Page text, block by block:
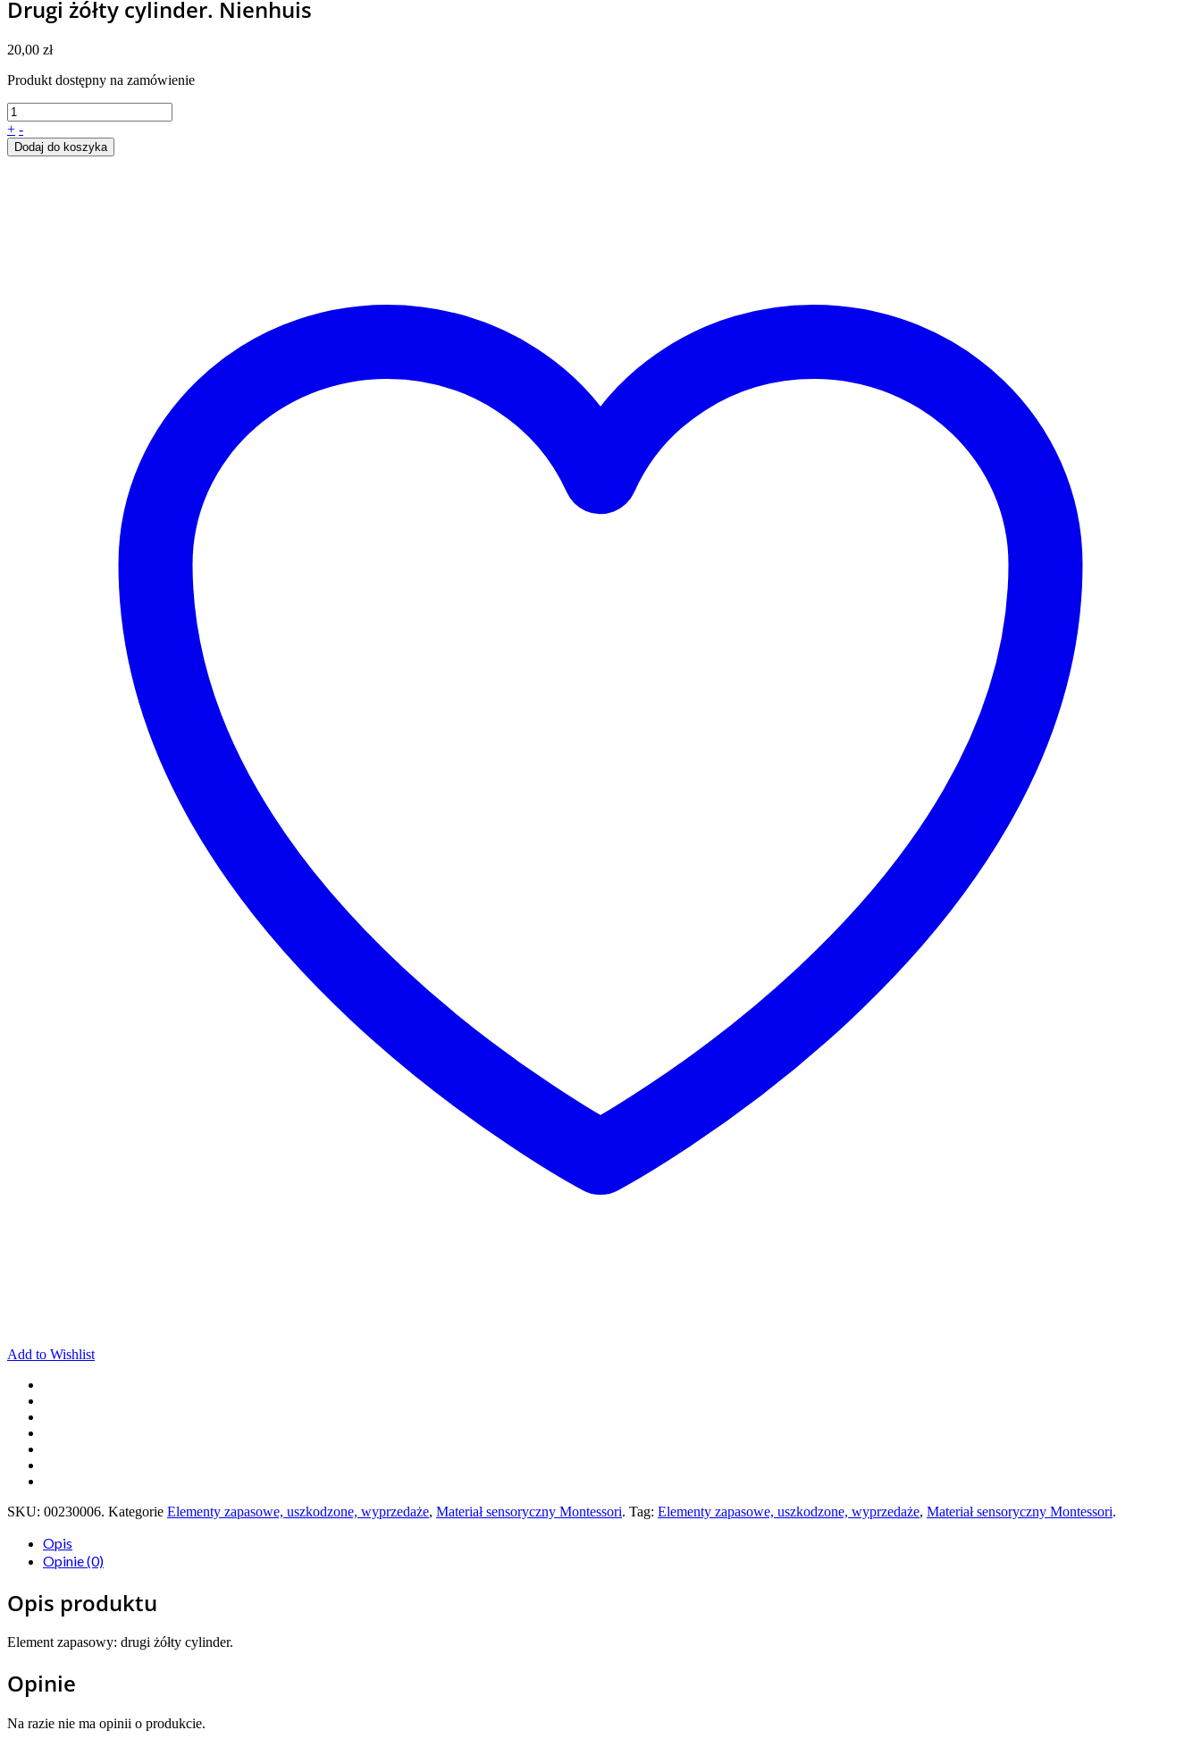
Drugi żółty cylinder. Nienhuis
20,00 zł
Produkt dostępny na zamówienie
+ -
Dodaj do koszyka
Add to Wishlist
SKU: 00230006. Kategorie Elementy zapasowe, uszkodzone, wyprzedaże, Materiał sensoryczny Montessori. Tag: Elementy zapasowe, uszkodzone, wyprzedaże, Materiał sensoryczny Montessori.
Opis
Opinie (0)
Opis produktu
Element zapasowy: drugi żółty cylinder.
Opinie
Na razie nie ma opinii o produkcie.